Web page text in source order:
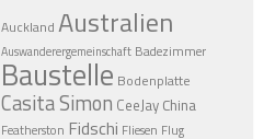
Auckland Australien
Auswanderergemeinschaft Badezimmer
Baustelle Bodenplatte
Casita Simon CeeJay China
Featherston Fidschi Fliesen Flug